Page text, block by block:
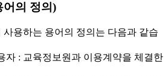
어의 정의)
사용하는 용어의 정의는 다음과 같습
자 : 교육정보원과 이용계약을 체결한